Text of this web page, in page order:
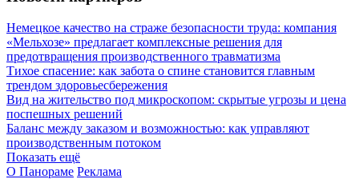
Немецкое качество на страже безопасности труда: компания
«Мельхозе» предлагает комплексные решения для
предотвращения производственного травматизма
Тихое спасение: как забота о спине становится главным
трендом здоровьесбережения
Вид на жительство под микроскопом: скрытые угрозы и цена
поспешных решений
Баланс между заказом и возможностью: как управляют
производственным потоком
Показать ещё
О Панораме Реклама